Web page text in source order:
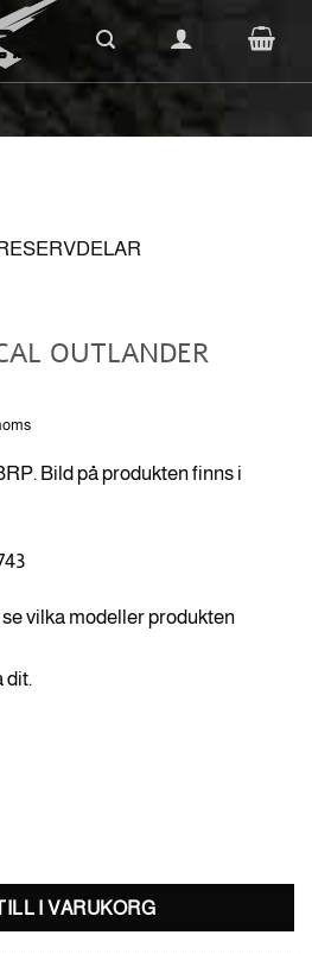
OUTLANDER
Bild på produkten finns i
vilka modeller produkten
dit.
I VARUKORG